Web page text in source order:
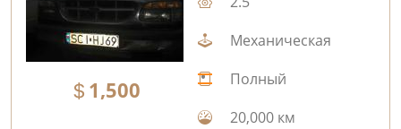
1,500
Механическая
Полный
20,000 км